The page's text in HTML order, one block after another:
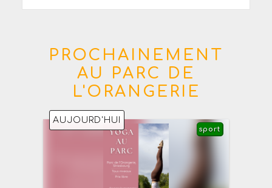
PROCHAINEMENT
AU PARC DE
L'ORANGERIE
AUJOURD'HUI
sport